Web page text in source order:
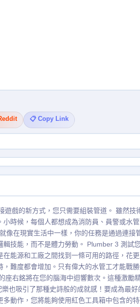
📋 Copy Link
戲的新方式，您只需要組裝管道。 雖然技
時候，每個人都想成為消防員、員警或水
像在現實生活中一樣，你的任務是通過連接
技能，而不是體力勞動。 Plumber 3 測試
能源和工廠之間找到一條可用的路徑，花
難度都會增加。只有偉大的水管工才能戰
座右銘將在您的腦海中迴響數次。這種激勵
也吸引了那種史詩般的成就感！要成為最
動作，您將能夠使用紅色工具箱中包含的